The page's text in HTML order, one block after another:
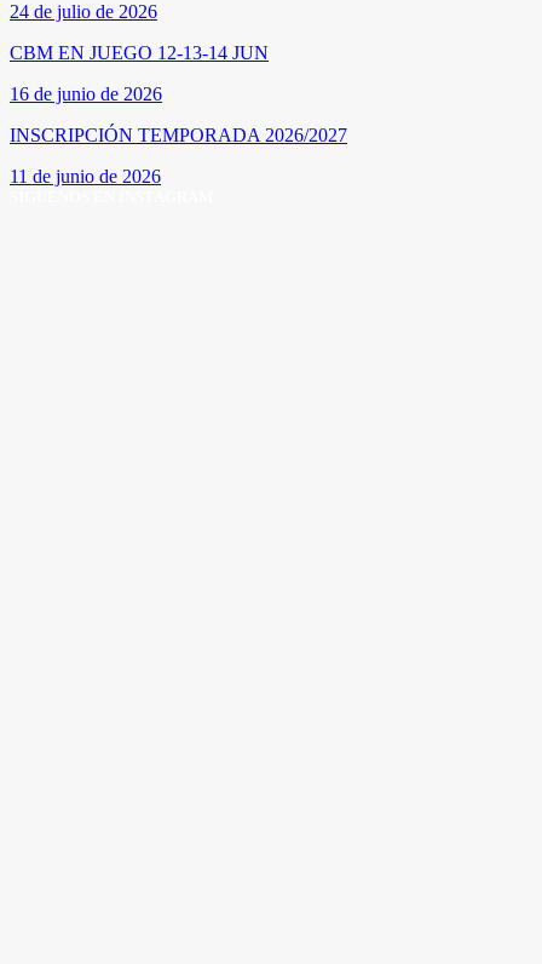
24 de julio de 2026
CBM EN JUEGO 12-13-14 JUN
16 de junio de 2026
INSCRIPCIÓN TEMPORADA 2026/2027
11 de junio de 2026